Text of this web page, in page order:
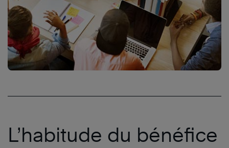
L’habitude du bénéfice